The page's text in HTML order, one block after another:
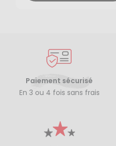
Paiement sécurisé
En 3 ou 4 fois sans frais